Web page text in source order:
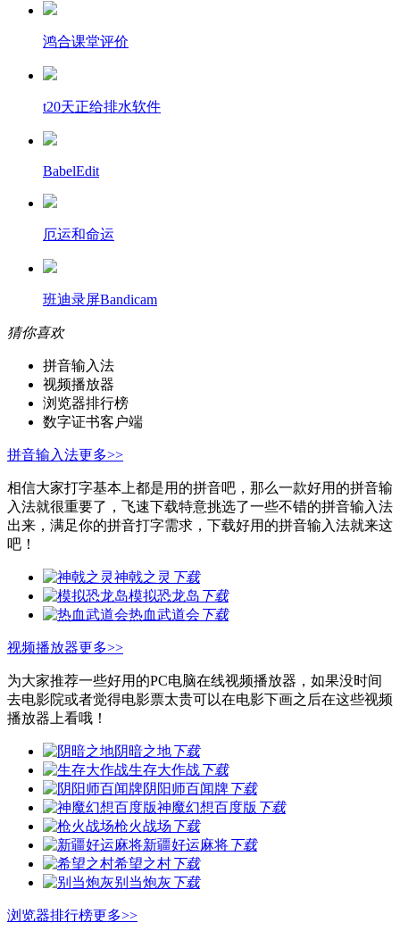
鸿合课堂评价
t20天正给排水软件
BabelEdit
厄运和命运
班迪录屏Bandicam
猜你喜欢
拼音输入法
视频播放器
浏览器排行榜
数字证书客户端
拼音输入法更多>>
相信大家打字基本上都是用的拼音吧，那么一款好用的拼音输
入法就很重要了，飞速下载特意挑选了一些不错的拼音输入法
出来，满足你的拼音打字需求，下载好用的拼音输入法就来这
吧！
神戟之灵 下载
模拟恐龙岛 下载
热血武道会 下载
视频播放器更多>>
为大家推荐一些好用的PC电脑在线视频播放器，如果没时间
去电影院或者觉得电影票太贵可以在电影下画之后在这些视频
播放器上看哦！
阴暗之地下载
生存大作战下载
阴阳师百闻牌下载
神魔幻想百度版 下载
枪火战场 下载
新疆好运麻将下载
希望之村下载
别当炮灰 下载
浏览器排行榜更多>>